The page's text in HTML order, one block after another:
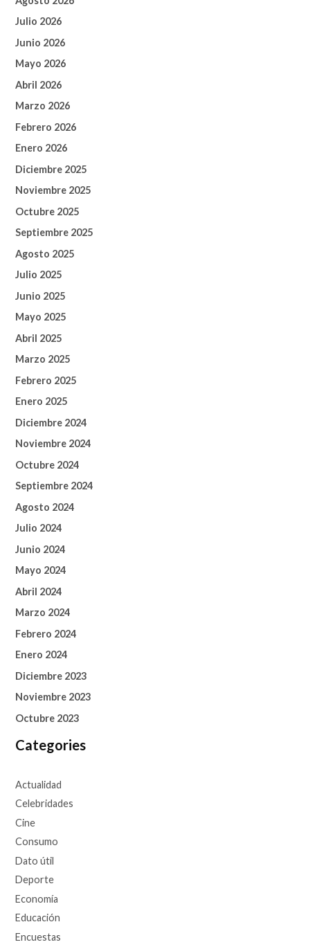
Julio 2026
Junio 2026
Mayo 2026
Abril 2026
Marzo 2026
Febrero 2026
Enero 2026
Diciembre 2025
Noviembre 2025
Octubre 2025
Septiembre 2025
Agosto 2025
Julio 2025
Junio 2025
Mayo 2025
Abril 2025
Marzo 2025
Febrero 2025
Enero 2025
Diciembre 2024
Noviembre 2024
Octubre 2024
Septiembre 2024
Agosto 2024
Julio 2024
Junio 2024
Mayo 2024
Abril 2024
Marzo 2024
Febrero 2024
Enero 2024
Diciembre 2023
Noviembre 2023
Octubre 2023
Categories
Actualidad
Celebridades
Cine
Consumo
Dato útil
Deporte
Economía
Educación
Encuestas